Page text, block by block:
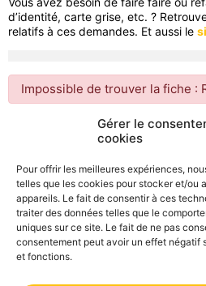
Gérer le
cookies
Pour offrir les meilleures expériences,
telles que les cookies pour stocker et/ou
appareils. Le fait de consentir à ces
traiter des données telles que le
uniques sur ce site. Le fait de ne pas
consentement peut avoir un effet négatif
et fonctions.
d’identité, carte grise, etc. ?
relatifs à ces demandes. Et aussi le
Impossible de trouver la fiche :
Mairie de Valdrôme | 14 rue
Politique de confidentialité